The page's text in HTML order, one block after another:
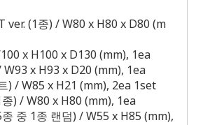
ver. (1종) / W80 x H80 x D80 (m
x H100 x D130 (mm), 1ea
W93 x H93 x D20 (mm), 1ea
) / W85 x H21 (mm), 2ea 1set
종) / W80 x H80 (mm), 1ea
종 중 1종 랜덤) / W55 x H85 (mm),